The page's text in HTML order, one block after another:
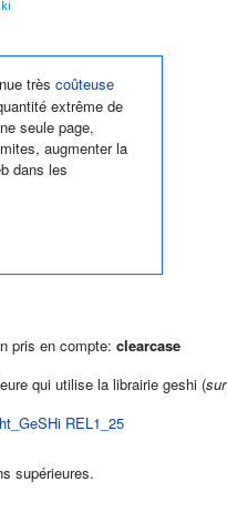
très coûteuse
extrême de
seule page,
augmenter la
dans les
pris en compte: clearcase
qui utilise la librairie geshi (
REL1_25
supérieures.